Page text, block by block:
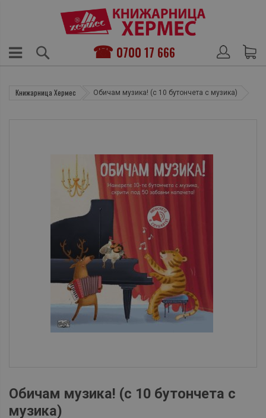
0700 17 666
Книжарница Хермес Обичам музика! (с 10 бутончета с музика)
Обичам музика! (с 10 бутончета с
музика)